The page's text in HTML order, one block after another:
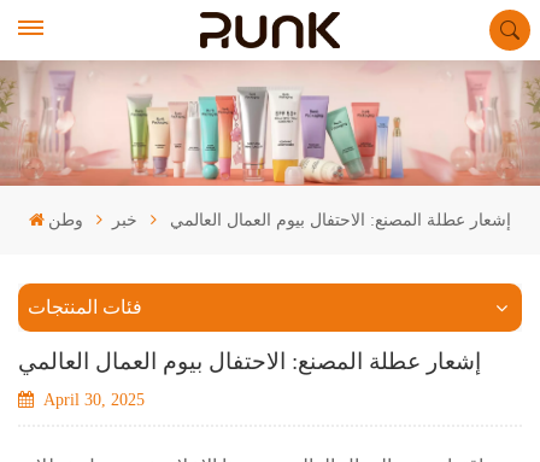
وطن خبر إشعار عطلة المصنع: الاحتفال بيوم العمال العالمي
فئات المنتجات
إشعار عطلة المصنع: الاحتفال بيوم العمال العالمي
April 30, 2025